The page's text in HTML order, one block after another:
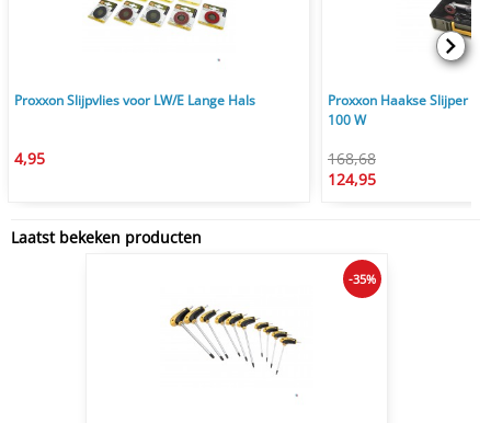
Proxxon Slijpvlies voor LW/E Lange Hals
4,95
Proxxon Haakse Slijper
100 W
168,68
124,95
Laatst bekeken producten
-35%